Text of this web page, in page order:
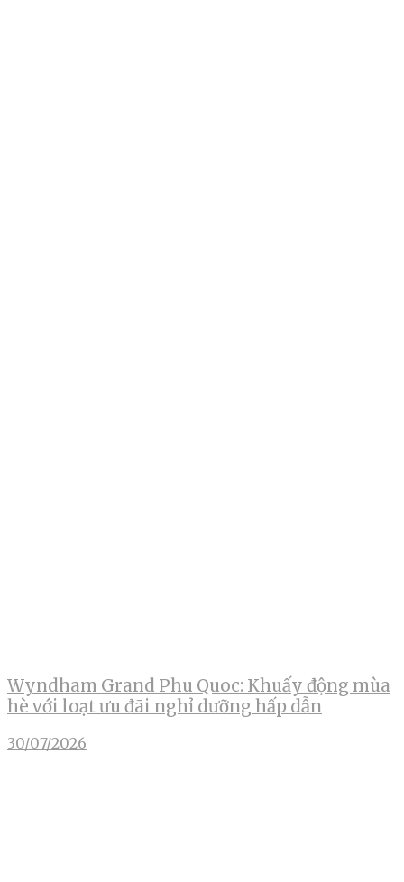
Wyndham Grand Phu Quoc: Khuấy động mùa
hè với loạt ưu đãi nghỉ dưỡng hấp dẫn
30/07/2026